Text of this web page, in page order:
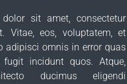
sit amet, consectetur
Vitae, eos, voluptatem, et
adipisci omnis in error quas
fugit incidunt quos. Atque,
ducimus eligendi